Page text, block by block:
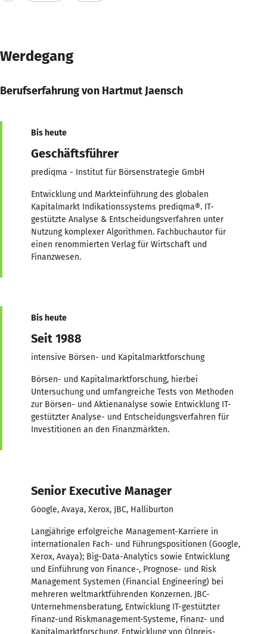
Werdegang
Berufserfahrung von Hartmut Jaensch
Bis heute
Geschäftsführer
prediqma - Institut für Börsenstrategie GmbH
Entwicklung und Markteinführung des globalen
Kapitalmarkt Indikationssystems prediqma®. IT-
gestützte Analyse & Entscheidungsverfahren unter
Nutzung komplexer Algorithmen. Fachbuchautor für
einen renommierten Verlag für Wirtschaft und
Finanzwesen.
Bis heute
Seit 1988
intensive Börsen- und Kapitalmarktforschung
Börsen- und Kapitalmarktforschung, hierbei
Untersuchung und umfangreiche Tests von Methoden
zur Börsen- und Aktienanalyse sowie Entwicklung IT-
gestützter Analyse- und Entscheidungsverfahren für
Investitionen an den Finanzmärkten.
Senior Executive Manager
Google, Avaya, Xerox, JBC, Halliburton
Langjährige erfolgreiche Management-Karriere in
internationalen Fach- und Führungspositionen (Google,
Xerox, Avaya); Big-Data-Analytics sowie Entwicklung
und Einführung von Finance-, Prognose- und Risk
Management Systemen (Financial Engineering) bei
mehreren weltmarktführenden Konzernen. JBC-
Unternehmensberatung, Entwicklung IT-gestützter
Finanz-und Riskmanagement-Systeme, Finanz- und
Kapitalmarktforschung, Entwicklung von Ölpreis-